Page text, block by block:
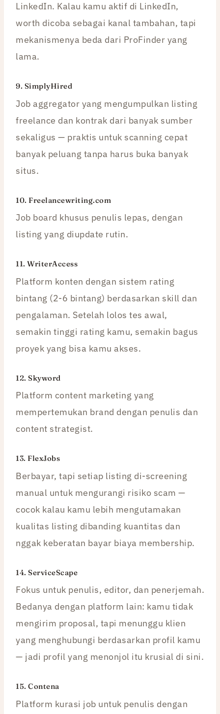
LinkedIn. Kalau kamu aktif di LinkedIn,
worth dicoba sebagai kanal tambahan, tapi
mekanismenya beda dari ProFinder yang
lama.
9. SimplyHired
Job aggregator yang mengumpulkan listing
freelance dan kontrak dari banyak sumber
sekaligus — praktis untuk scanning cepat
banyak peluang tanpa harus buka banyak
situs.
10. Freelancewriting.com
Job board khusus penulis lepas, dengan
listing yang diupdate rutin.
11. WriterAccess
Platform konten dengan sistem rating
bintang (2-6 bintang) berdasarkan skill dan
pengalaman. Setelah lolos tes awal,
semakin tinggi rating kamu, semakin bagus
proyek yang bisa kamu akses.
12. Skyword
Platform content marketing yang
mempertemukan brand dengan penulis dan
content strategist.
13. FlexJobs
Berbayar, tapi setiap listing di-screening
manual untuk mengurangi risiko scam —
cocok kalau kamu lebih mengutamakan
kualitas listing dibanding kuantitas dan
nggak keberatan bayar biaya membership.
14. ServiceScape
Fokus untuk penulis, editor, dan penerjemah.
Bedanya dengan platform lain: kamu tidak
mengirim proposal, tapi menunggu klien
yang menghubungi berdasarkan profil kamu
— jadi profil yang menonjol itu krusial di sini.
15. Contena
Platform kurasi job untuk penulis dengan